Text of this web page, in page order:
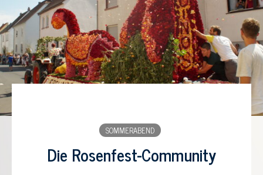
SOMMERABEND
Die Rosenfest-Community